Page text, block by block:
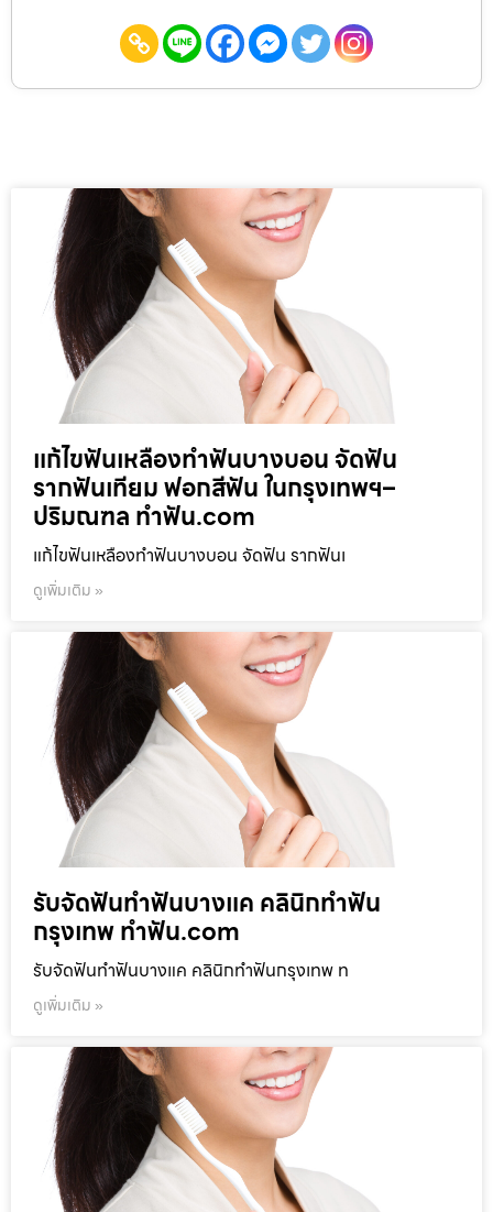
แก้ไขฟันเหลืองทำฟันบางบอน จัดฟัน
รากฟันเทียม ฟอกสีฟัน ในกรุงเทพฯ–
ปริมณฑล ทำฟัน.com
แก้ไขฟันเหลืองทำฟันบางบอน จัดฟัน รากฟันเ
ดูเพิ่มเติม »
รับจัดฟันทำฟันบางแค คลินิกทำฟัน
กรุงเทพ ทำฟัน.com
รับจัดฟันทำฟันบางแค คลินิกทำฟันกรุงเทพ ท
ดูเพิ่มเติม »